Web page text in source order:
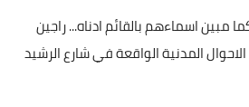
مبين اسماءهم بالقائم ادناه... راجين
المدنية الواقعة في شارع الرشيد